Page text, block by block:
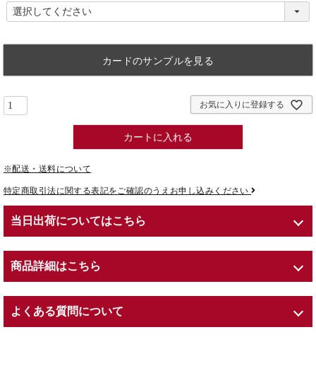
須)
カードのサンプルを見る
お気に入りに登録する
カートに入れる
※配送・送料について
特定商取引法に関する表記をご確認のうえお申し込みください
当日出荷についてはこちら
商品詳細はこちら
商品紹介
■こちらは【クイック出荷】対応商品です。
よくある質問について